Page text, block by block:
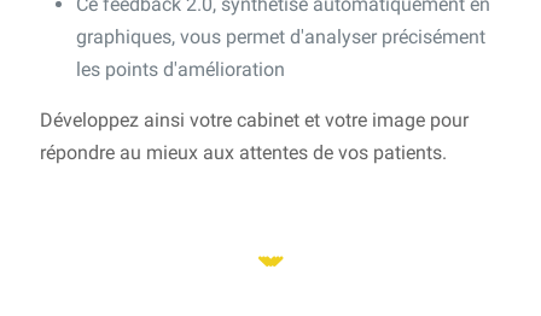
graphiques, vous permet d'analyser précisément
les points d'amélioration
Développez ainsi votre cabinet et votre image pour
répondre au mieux aux attentes de vos patients.